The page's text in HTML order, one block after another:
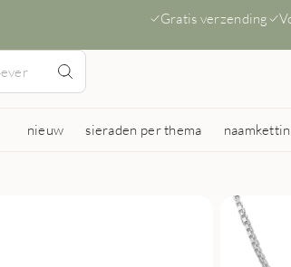
Gratis verzending
nieuw sieraden per thema